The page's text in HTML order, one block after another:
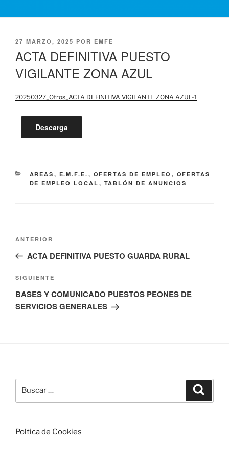
PUBLICADO
27 MARZO, 2025 POR EMFE
ACTA DEFINITIVA PUESTO
VIGILANTE ZONA AZUL
20250327_Otros_ACTA DEFINITIVA VIGILANTE ZONA AZUL-1
Descarga
CATEGORÍAS
AREAS , E.M.F.E. , OFERTAS DE EMPLEO , OFERTAS
DE EMPLEO LOCAL , TABLÓN DE ANUNCIOS
entradas
Entrada
anterior:
ANTERIOR
ACTA DEFINITIVA PUESTO GUARDA RURAL
Siguiente
entrada
SIGUIENTE
BASES Y COMUNICADO PUESTOS PEONES DE
SERVICIOS GENERALES
Buscar
por:
Poltica de Cookies